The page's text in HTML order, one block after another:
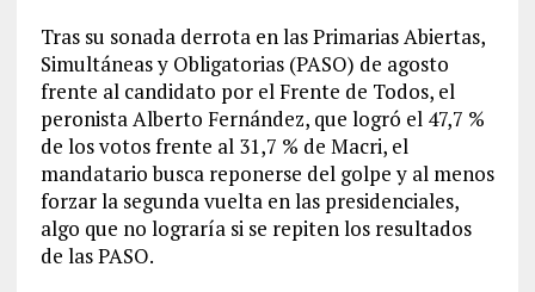
Tras su sonada derrota en las Primarias Abiertas,
Simultáneas y Obligatorias (PASO) de agosto
frente al candidato por el Frente de Todos, el
peronista Alberto Fernández, que logró el 47,7 %
de los votos frente al 31,7 % de Macri, el
mandatario busca reponerse del golpe y al menos
forzar la segunda vuelta en las presidenciales,
algo que no lograría si se repiten los resultados
de las PASO.